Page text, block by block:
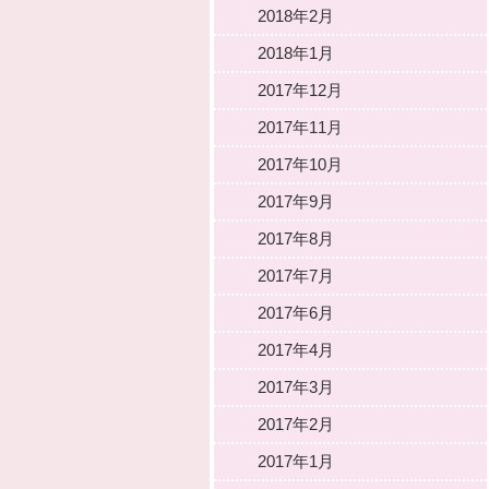
2018年2月
2018年1月
2017年12月
2017年11月
2017年10月
2017年9月
2017年8月
2017年7月
2017年6月
2017年4月
2017年3月
2017年2月
2017年1月